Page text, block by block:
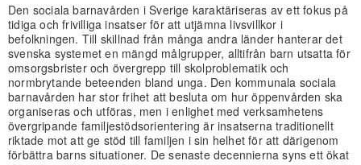
Den sociala barnavården i Sverige karaktäriseras av ett fokus på
tidiga och frivilliga insatser för att utjämna livsvillkor i
befolkningen. Till skillnad från många andra länder hanterar det
svenska systemet en mängd målgrupper, alltifrån barn utsatta för
omsorgsbrister och övergrepp till skolproblematik och
normbrytande beteenden bland unga. Den kommunala sociala
barnavården har stor frihet att besluta om hur öppenvården ska
organiseras och utföras, men i enlighet med verksamhetens
övergripande familjestödsorientering är insatserna traditionellt
riktade mot att ge stöd till familjen i sin helhet för att därigenom
förbättra barns situationer. De senaste decennierna syns ett ökat